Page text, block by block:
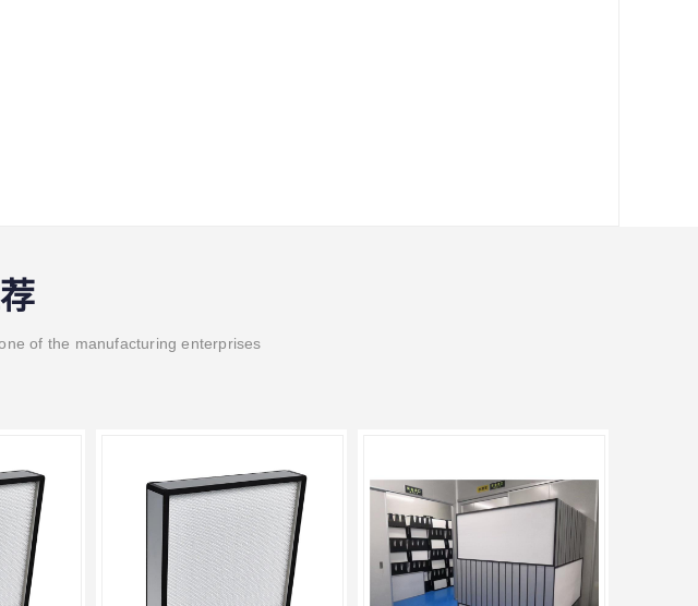
of the manufacturing enterprises